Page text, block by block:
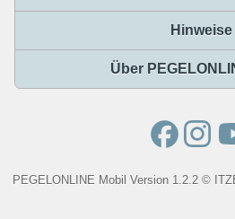
Hinweise
Über
PEGELONLINE Mobil Version 1.2.2 ©